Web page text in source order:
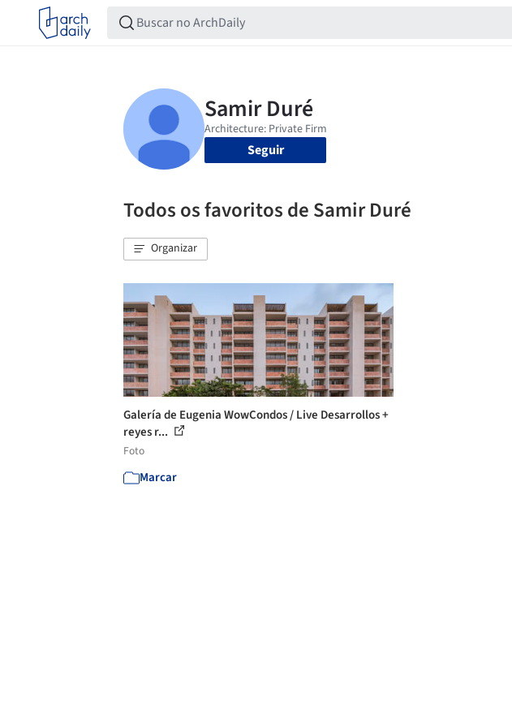
Seguir
Todos os favoritos de Samir Duré
Organizar
Galería de Eugenia WowCondos / Live Desarrollos +
reyes r...
Foto
Marcar